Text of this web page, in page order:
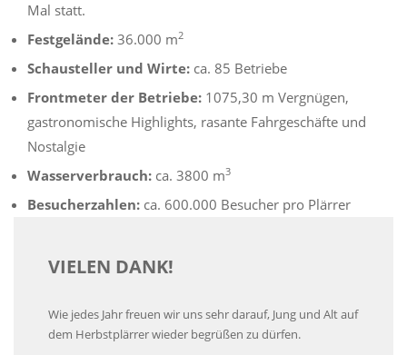
Mal statt.
Festgelände: 36.000 m2
Schausteller und Wirte: ca. 85 Betriebe
Frontmeter der Betriebe: 1075,30 m Vergnügen,
gastronomische Highlights, rasante Fahrgeschäfte und
Nostalgie
Wasserverbrauch: ca. 3800 m3
Besucherzahlen: ca. 600.000 Besucher pro Plärrer
VIELEN DANK!
Wie jedes Jahr freuen wir uns sehr darauf, Jung und Alt auf
dem Herbstplärrer wieder begrüßen zu dürfen.